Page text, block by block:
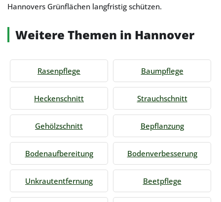
Hannovers Grünflächen langfristig schützen.
Weitere Themen in Hannover
Rasenpflege Baumpflege
Heckenschnitt Strauchschnitt
Gehölzschnitt Bepflanzung
Bodenaufbereitung Bodenverbesserung
Unkrautentfernung Beetpflege